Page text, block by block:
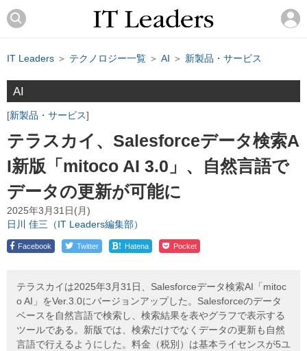
IT Leaders ＞ テクノロジー一覧 ＞ AI ＞ 新製品・サービス
AI
新製品・サービス
テラスカイ、Salesforceデータ検索A
I新版「mitoco AI 3.0」、自然言語で
データの更新が可能に
2025年3月31日(月)
日川 佳三（IT Leaders編集部）
Facebook Twitter ! Hatena Pocket
テラスカイは2025年3月31日、Salesforceデータ検索AI「mitoc
o AI」をVer.3.0にバージョンアップした。Salesforceのデータ
ベースを自然言語で検索し、検索結果を表やグラフで表示する
ツールである。新版では、検索だけでなくデータの更新も自然
言語で行えるようにした。料金（税別）は基本ライセンスが5ユ